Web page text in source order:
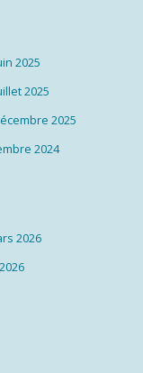
2025
2025
2025
2024
2026